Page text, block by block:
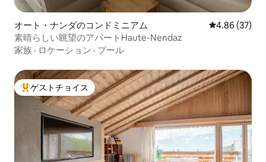
オート・ナンダのコンドミニアム レビュー37
4.86 (37)
素晴らしい眺望のアパートHaute-Nendaz
家族 · ロケーション · プール
大好評のゲストチョイスです。
ゲストチョイス